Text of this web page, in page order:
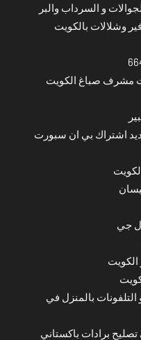
و السرداب والبر
وشلالات بالكويت
مشرف صباغ الكويت
اشتراك بي ان سبورت
جي
الكويت
التلفونات بالمنزل في